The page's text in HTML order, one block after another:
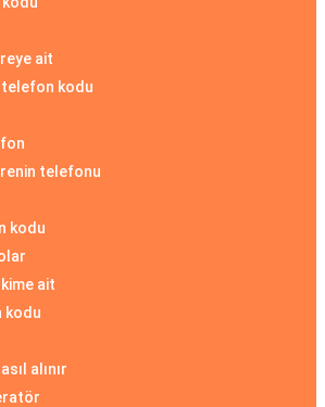
ait
telefon kodu
telefonu
kodu
ait
kodu
alınır